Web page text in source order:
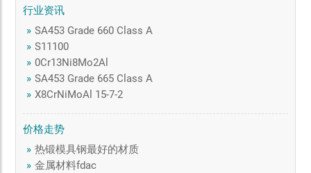
行业资讯
» SA453 Grade 660 Class A
» S11100
» 0Cr13Ni8Mo2Al
» SA453 Grade 665 Class A
» X8CrNiMoAl 15-7-2
价格走势
» 热锻模具钢最好的材质
» 金属材料fdac